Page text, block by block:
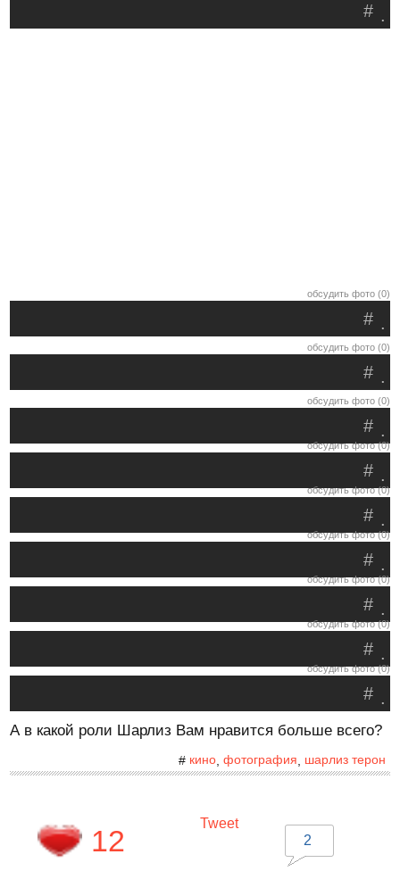
.
#
обсудить фото (0)
.
#
обсудить фото (0)
.
#
обсудить фото (0)
.
#
обсудить фото (0)
.
#
обсудить фото (0)
.
#
обсудить фото (0)
.
#
обсудить фото (0)
.
#
обсудить фото (0)
.
#
обсудить фото (0)
.
#
А в какой роли Шарлиз Вам нравится больше всего?
# кино, фотография шарлиз терон
12
Tweet
2